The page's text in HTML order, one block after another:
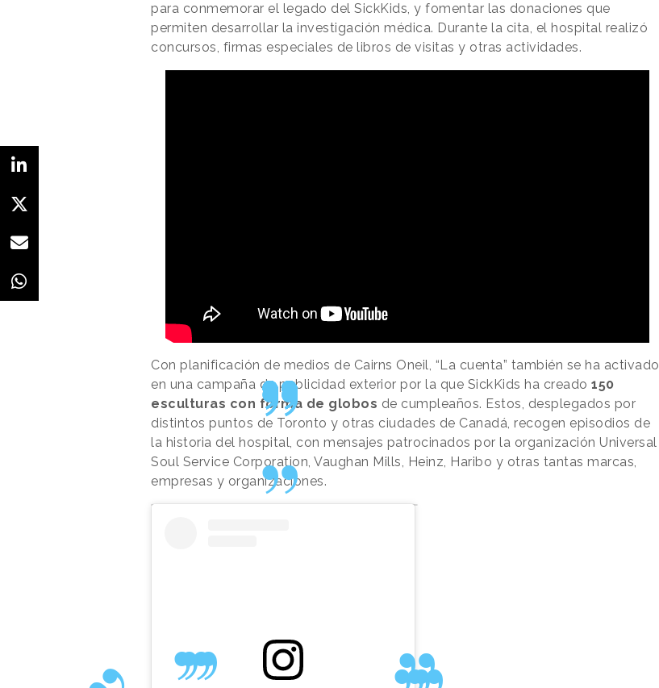
para conmemorar el legado del SickKids, y fomentar las donaciones que
permiten desarrollar la investigación médica. Durante la cita, el hospital realizó
concursos, firmas especiales de libros de visitas y otras actividades.
Con planificación de medios de Cairns Oneil, “La cuenta” también se ha activado
en una campaña de publicidad exterior por la que SickKids ha creado 150
esculturas con forma de globos de cumpleaños. Estos, desplegados por
distintos puntos de Toronto y otras ciudades de Canadá, recogen episodios de
la historia del hospital, con mensajes patrocinados por la organización Universal
Soul Service Corporation, Vaughan Mills, Heinz, Haribo y otras tantas marcas,
empresas y organizaciones.